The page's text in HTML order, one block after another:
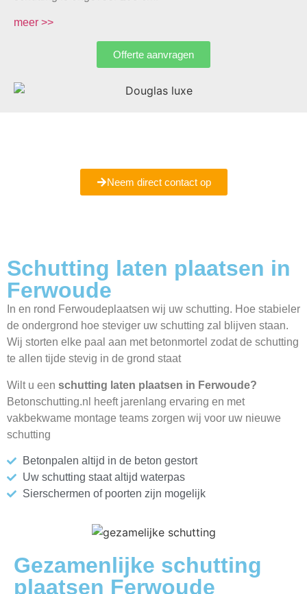
meer >>
Offerte aanvragen
Neem direct contact op
Schutting laten plaatsen in
Ferwoude
In en rond Ferwoudeplaatsen wij uw schutting. Hoe stabieler
de ondergrond hoe steviger uw schutting zal blijven staan.
Wij storten elke paal aan met betonmortel zodat de schutting
te allen tijde stevig in de grond staat
Wilt u een schutting laten plaatsen in Ferwoude?
Betonschutting.nl heeft jarenlang ervaring en met
vakbekwame montage teams zorgen wij voor uw nieuwe
schutting
Betonpalen altijd in de beton gestort
Uw schutting staat altijd waterpas
Sierschermen of poorten zijn mogelijk
Gezamenlijke schutting
plaatsen Ferwoude